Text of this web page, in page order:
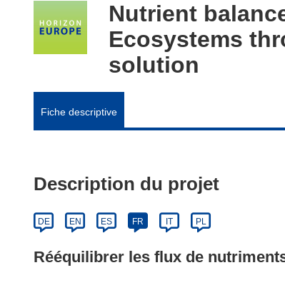
Nutrient
Ecosystems
solution
Fiche descriptive
Description du projet
DE EN ES FR IT PL
Rééquilibrer les flux de